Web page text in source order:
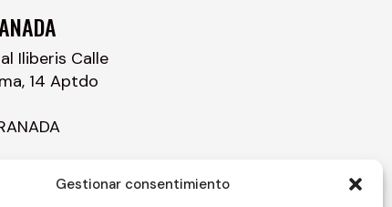
Gestionar consentimiento
Iliberis Calle
14 Aptdo